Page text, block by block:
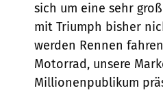
sich um eine sehr
mit Triumph bisher
werden Rennen
Motorrad, unsere
Millionenpublikum